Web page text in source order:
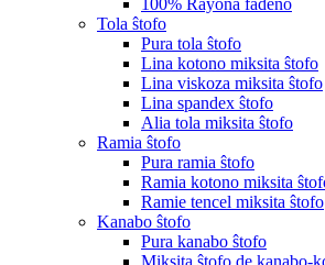
100% Rayona fadeno
Tola ŝtofo
Pura tola ŝtofo
Lina kotono miksita ŝtofo
Lina viskoza miksita ŝtofo
Lina spandex ŝtofo
Alia tola miksita ŝtofo
Ramia ŝtofo
Pura ramia ŝtofo
Ramia kotono miksita
Ramie tencel miksita ŝtofo
Kanabo ŝtofo
Pura kanabo ŝtofo
Miksita ŝtofo de kanabo-